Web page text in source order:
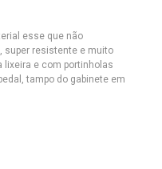
esse que não
super resistente e muito
lixeira e com portinholas
tampo do gabinete em